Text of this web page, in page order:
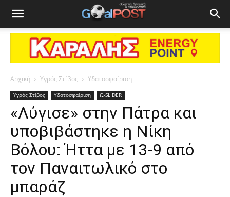
Αρχική Υγρός Στίβος Υδατοσφαίριση
Υγρός Στίβος Υδατοσφαίριση Ω-SLIDER
«Λύγισε» στην Πάτρα και
υποβιβάστηκε η Νίκη
Βόλου: Ήττα με 13-9 από
τον Παναιτωλικό στο
μπαράζ